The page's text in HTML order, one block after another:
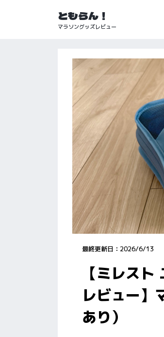
ともらん！
マラソングッズレビュー
最終更新日： 2026/6/13
【ミレス
レビュー】
あり）